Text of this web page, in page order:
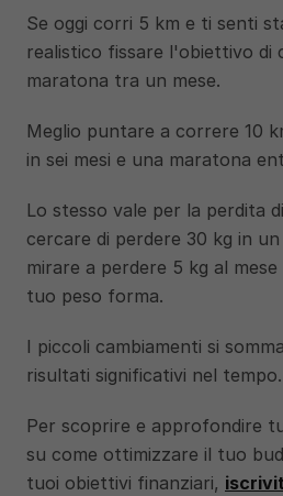
Se oggi corri 5 km e ti senti
realistico fissare l'obiettivo di
maratona tra un mese.
Meglio puntare a correre 10
in sei mesi e una maratona
Lo stesso vale per la perdita
cercare di perdere 30 kg in
mirare a perdere 5 kg al
tuo peso forma.
I piccoli cambiamenti si
risultati significativi nel tempo.
Per scoprire e approfondire
su come ottimizzare il tuo
tuoi obiettivi finanziari,